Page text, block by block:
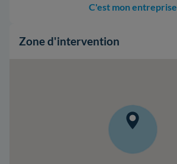
C'est mon entreprise
Zone d'intervention